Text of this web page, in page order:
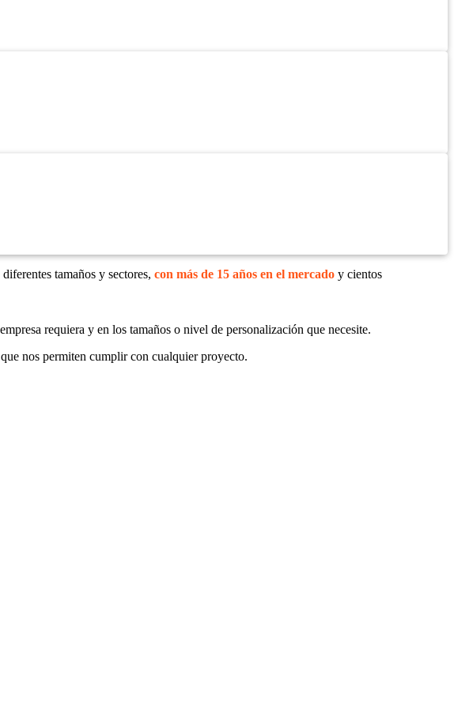
tamaños y sectores,con más de 15 años en el mercado y cientos
requiera y en los tamaños o nivel de personalización que necesite.
que nos permiten cumplir con cualquier proyecto.